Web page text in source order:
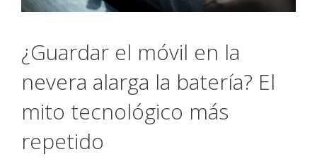
¿Guardar el móvil en la
nevera alarga la batería? El
mito tecnológico más
repetido